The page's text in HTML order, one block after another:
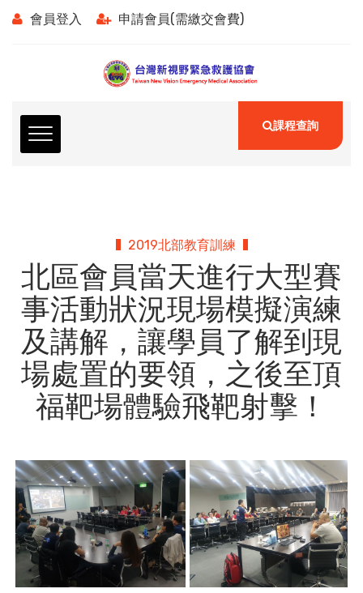
會員登入 申請會員(需繳交會費)
課程查詢
2019北部教育訓練
北區會員當天進行大型賽
事活動狀況現場模擬演練
及講解，讓學員了解到現
場處置的要領，之後至頂
福靶場體驗飛靶射擊！